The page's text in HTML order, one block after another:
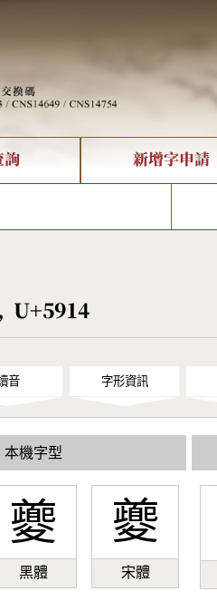
詢 新增字申請
U+5914
音 字形資訊
本機字型
夔
黑體
夔
宋體